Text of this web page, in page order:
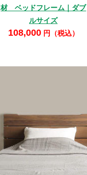
材 ベッドフレーム｜ダブ
ルサイズ
108,000円（税込）